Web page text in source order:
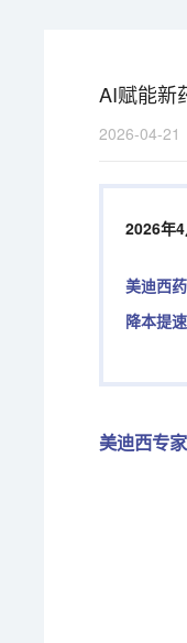
AI赋能新
2026-04-21
2026年
美迪西
降本提速
美迪西专